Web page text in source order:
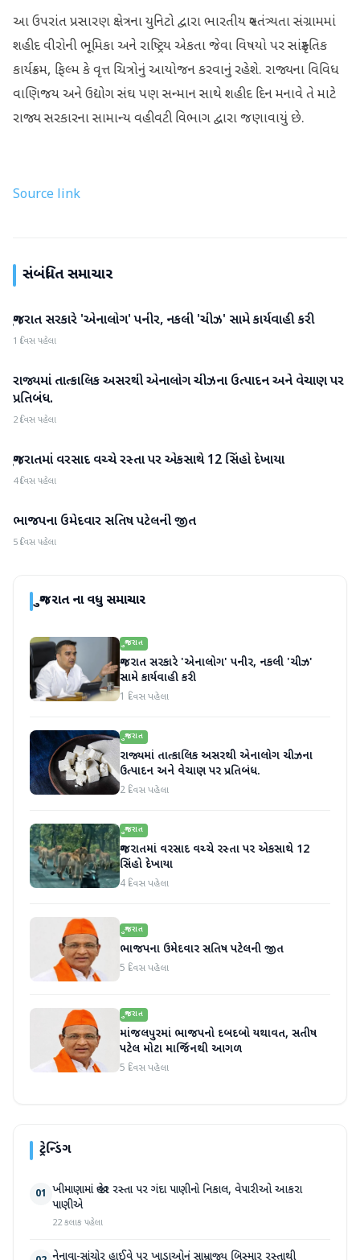
આ ઉપરાંત પ્રસારણ ક્ષેત્રના યુનિટો દ્વારા ભારતીય સ્વતંત્ર્યતા સંગ્રામમાં
શહીદ વીરોની ભૂમિકા અને રાષ્ટ્રિય એકતા જેવા વિષયો પર સાંસ્કૃતિક
કાર્યક્રમ, ફિલ્મ કે વૃત્ત ચિત્રોનું આયોજન કરવાનું રહેશે. રાજ્યના વિવિધ
વાણિજય અને ઉદ્યોગ સંઘ પણ સન્માન સાથે શહીદ દિન મનાવે તે માટે
રાજ્ય સરકારના સામાન્ય વહીવટી વિભાગ દ્વારા જણાવાયું છે.
Source link
સંબંધિત સમાચાર
ગુજરાત ગુજરાત સરકારે 'એનાલોગ' પનીર, નકલી 'ચીઝ' સામે કાર્યવાહી કરી
1 દિવસ પહેલા
ગુજરાત
રાજ્યમાં તાત્કાલિક અસરથી એનાલોગ ચીઝના ઉત્પાદન અને વેચાણ પર
પ્રતિબંધ.
2 દિવસ પહેલા
ગુજરાત
ગુજરાતમાં વરસાદ વચ્ચે રસ્તા પર એકસાથે 12 સિંહો દેખાયા
4 દિવસ પહેલા
ગુજરાત
ભાજપના ઉમેદવાર સતિષ પટેલની જીત
5 દિવસ પહેલા
ગુજરાતના વધુ સમાચાર
ગુજરાત
ગુજરાત સરકારે 'એનાલોગ' પનીર, નકલી 'ચીઝ'
સામે કાર્યવાહી કરી
1 દિવસ પહેલા
ગુજરાત
રાજ્યમાં તાત્કાલિક અસરથી એનાલોગ ચીઝના
ઉત્પાદન અને વેચાણ પર પ્રતિબંધ.
2 દિવસ પહેલા
ગુજરાત
ગુજરાતમાં વરસાદ વચ્ચે રસ્તા પર એકસાથે 12
સિંહો દેખાયા
4 દિવસ પહેલા
ગુજરાત
ભાજપના ઉમેદવાર સતિષ પટેલની જીત
5 દિવસ પહેલા
ગુજરાત
માંજલપુરમાં ભાજપનો દબદબો યથાવત, સતીષ
પટેલ મોટા માર્જિનથી આગળ
5 દિવસ પહેલા
ટ્રેન્ડિંગ
01 ખીમાણામાં જાહેર રસ્તા પર ગંદા પાણીનો નિકાલ, વેપારીઓ આકરા
પાણીએ
22 કલાક પહેલા